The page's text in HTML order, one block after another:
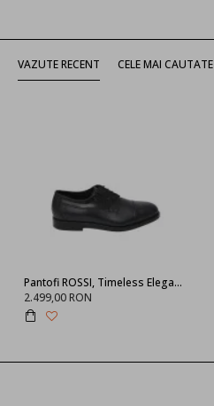
VAZUTE RECENT CELE MAI CAUTATE
Pantofi ROSSI, Timeless Elegance, Bleumarin
2.499,00 RON